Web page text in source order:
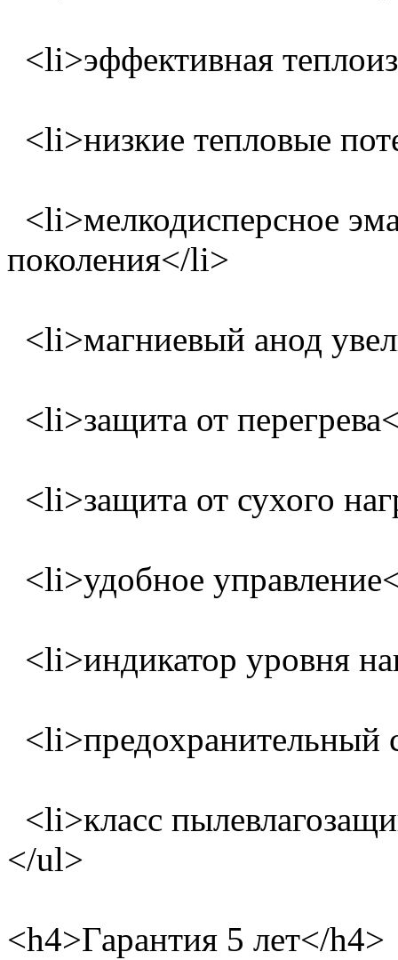
<li>эффективная
<li>низкие тепловые
<li>мелкодисперсное
поколения</li>
<li>магниевый анод
<li>защита от
<li>защита от сухого
<li>удобное
<li>индикатор уровня
<li>предохранительный
<li>класс
</ul>
<h4>Гарантия 5 лет</h4>